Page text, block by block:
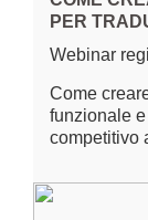
PER
Webinar
Come
funzionale
competitivo